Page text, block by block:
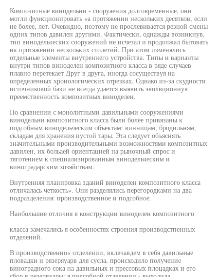
Композитные винодельни - сооруаения долговременные, они
могли функционировать «а протяжении нескольких десятков, если
не более, лет. Очевидно, поэтому не прослевивается резной смены
одних типов давилен другими. Фактически, однажды возникнув,
тип винодельческих сооружений не исчезал и продолжал бытовать
на протяжении нескольких столетий. При атом изменялись
отдельные элементы внутреннего устройства. Типы и варианты
внутри типов виноделен композитного класса в ряде случаев
плавно перетекает Друг в друга, иногда сосуществуя на
определенных хронологических отрезках. Однако из-за скудности
источниковой бази не всегда удается выявить эволвционнув
преемственность композитных виноделен.
По сравнении с монолитными давильными сооружениями
винодельни композитного класса были более привязаны к
подсобным винодельческим объектам: винницам, бродильням,
складам для хранения пустой тары. Эта следует объяснять
значительными производительными возможностями композитных
давилен, их больаей ориентацией на рыночный спрос и
тяготением к специализированным винодельческим и
виноградарским хозяйствам.
Внутренняя планировка зданий виноделен композитного класса
отличалась четкость». Они разделялись перегородками на два
подразделения: производственное и подсобное.
Наибольшие отличия в конструкции виноделен композитного
класса замечались я особенностях строения производстпенных
отделений.
В производственно« отделении, вклвчавдем в себя давильные
пловадки и рязеряуарв для сусла, происходило получение
виноградного сока на давильных и прессовых плоцадках и его